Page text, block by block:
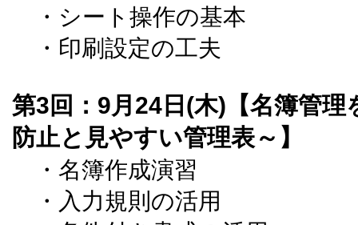
・シート操作の基本
・印刷設定の工夫
第3回：9月24日(木)【名簿管
防止と見やすい管理表～】
・名簿作成演習
・入力規則の活用